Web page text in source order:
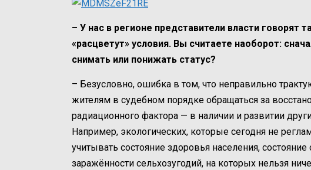
– У нас в регионе представители власти говорят
«расцветут» условия. Вы считаете наоборот:
снимать или понижать статус?
– Безусловно, ошибка в том, что неправильно
жителям в судебном порядке обращаться за
радиационного фактора — в наличии и развитии
Например, экологических, которые сегодня не
учитывать состояние здоровья населения,
заражённости сельхозугодий, на которых нельзя